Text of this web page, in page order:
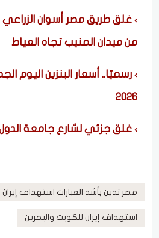
غلق طريق مصر أسوان الزراعي
من ميدان المنيب تجاه العياط
2026
غلق جزئي لشارع جامعة الدول
مصر تدين بأشد العبارات استهداف إيران
استهداف إيران للكويت والبحرين